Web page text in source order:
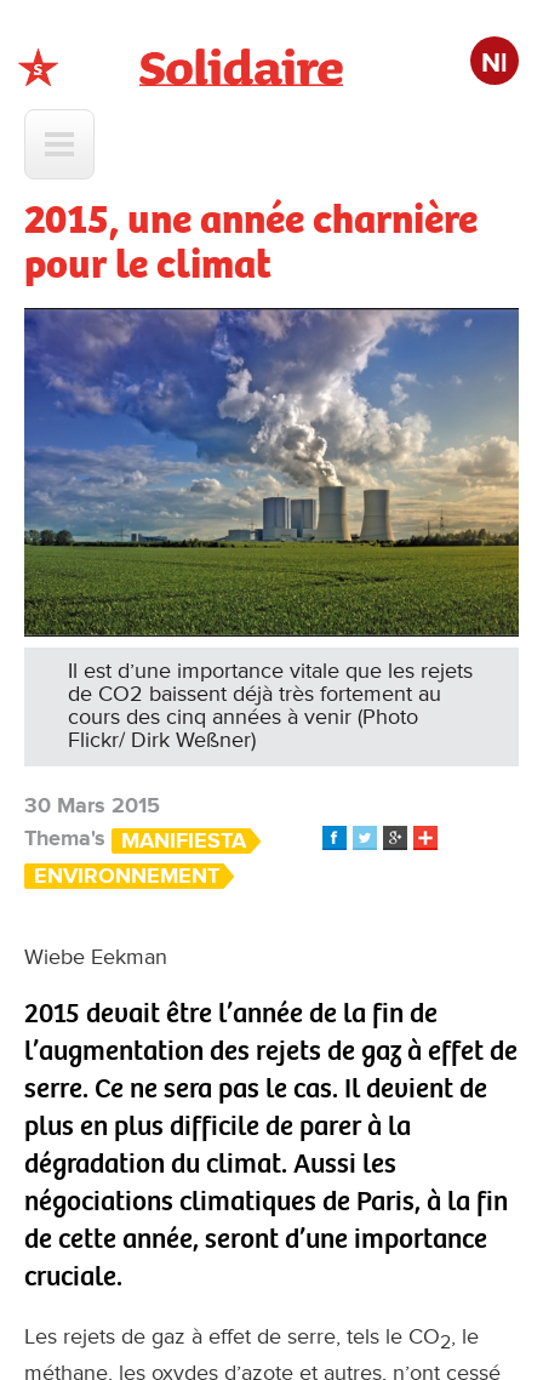
Nl
2015, une année charnière
pour le climat
Il est d’une importance vitale que les rejets
de CO2 baissent déjà très fortement au
cours des cinq années à venir (Photo
Flickr/ Dirk Weßner)
30 Mars 2015
Thema's
MANIFIESTA
ENVIRONNEMENT
Wiebe Eekman
2015 devait être l’année de la fin de
l’augmentation des rejets de gaz à effet de
serre. Ce ne sera pas le cas. Il devient de
plus en plus difficile de parer à la
dégradation du climat. Aussi les
négociations climatiques de Paris, à la fin
de cette année, seront d’une importance
cruciale.
Les rejets de gaz à effet de serre, tels le CO2, le
méthane, les oxydes d’azote et autres, n’ont cessé